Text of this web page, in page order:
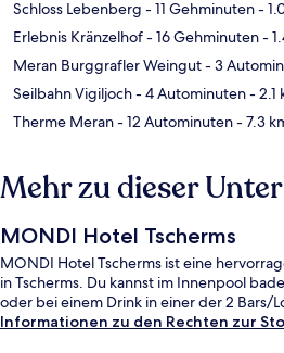
Schloss Lebenberg - 11 Gehminuten-
Erlebnis Kränzelhof- 16 Gehminuten-
Meran Burggrafler Weingut- 3
Seilbahn Vigiljoch- 4 Autominuten- 2.1
Therme Meran- 12 Autominuten- 7.3
Mehr zu dieser
MONDI Hotel Tscherms
MONDI Hotel Tscherms ist eine
in Tscherms. Du kannst im Innenpool
oder bei einem Drink in einer der 2 Bars/
Informationen zu den Rechten zur